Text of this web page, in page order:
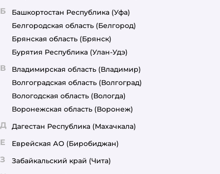
Б Башкортостан Республика (Уфа)
Белгородская область (Белгород)
Брянская область (Брянск)
Бурятия Республика (Улан-Удэ)
В Владимирская область (Владимир)
Волгоградская область (Волгоград)
Вологодская область (Вологда)
Воронежская область (Воронеж)
Д Дагестан Республика (Махачкала)
Е Еврейская АО (Биробиджан)
З Забайкальский край (Чита)